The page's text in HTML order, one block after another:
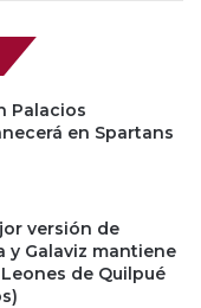
Palacios
en Spartans
versión de
y Galaviz mantiene
de Quilpué